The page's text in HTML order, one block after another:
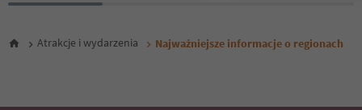
Atrakcje i wydarzenia Najważniejsze informacje o regionach